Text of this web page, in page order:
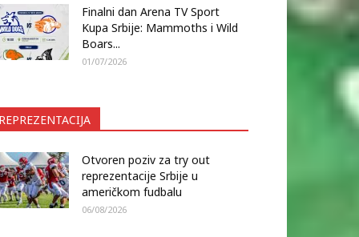
Finalni dan Arena TV Sport
Kupa Srbije: Mammoths i Wild
Boars...
01/07/2026
Otvoren poziv za try out
reprezentacije Srbije u
američkom fudbalu
06/08/2026